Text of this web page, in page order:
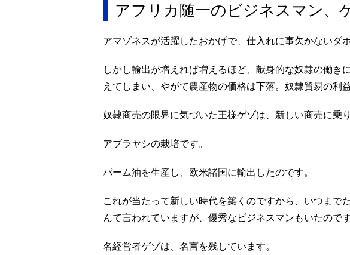
アフリカ随一のビジネスマン、
アマゾネスが活躍したおかげで、仕入れに事欠かないダ
しかし輸出が増えれば増えるほど、献身的な奴隷の働き
えてしまい、やがて農産物の価格は下落。奴隷貿易の利
奴隷商売の限界に気づいた王様ゲゾは、新しい商売に乗
アブラヤシの栽培です。
パーム油を生産し、欧米諸国に輸出したのです。
これが当たって新しい時代を築くのですから、いつまで
んて言われていますが、優秀なビジネスマンもいたのです
名経営者ゲゾは、名言を残しています。